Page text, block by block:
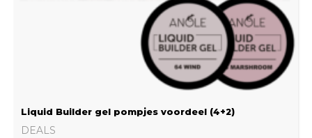
Liquid Builder gel pompjes voordeel (4+2)
DEALS